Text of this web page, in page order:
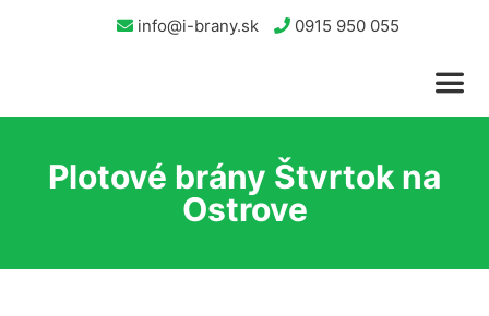
info@i-brany.sk 0915 950 055
Plotové brány Štvrtok na
Ostrove